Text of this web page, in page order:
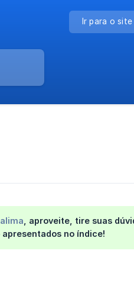
Ir para o site
, aproveite, tire suas
no índice!